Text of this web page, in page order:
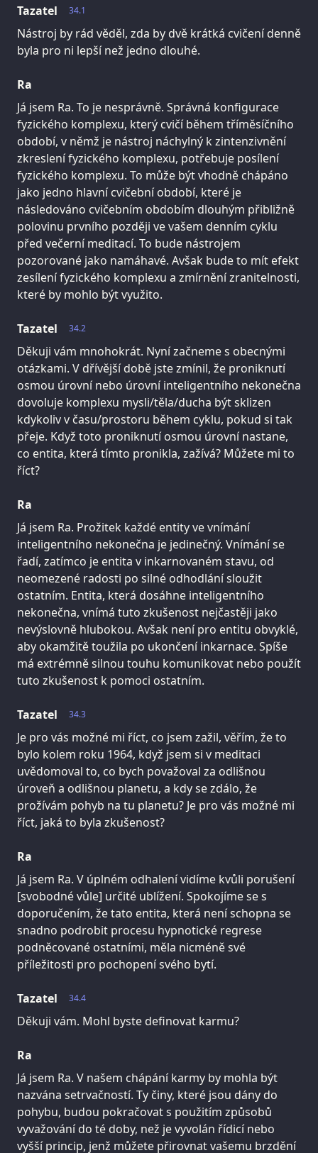
34.1
Tazatel
Nástroj by rád věděl, zda by dvě krátká cvičení denně
byla pro ni lepší než jedno dlouhé.
Ra
Já jsem Ra. To je nesprávně. Správná konfigurace
fyzického komplexu, který cvičí během tříměsíčního
období, v němž je nástroj náchylný k zintenzivnění
zkreslení fyzického komplexu, potřebuje posílení
fyzického komplexu. To může být vhodně chápáno
jako jedno hlavní cvičební období, které je
následováno cvičebním obdobím dlouhým přibližně
polovinu prvního později ve vašem denním cyklu
před večerní meditací. To bude nástrojem
pozorované jako namáhavé. Avšak bude to mít efekt
zesílení fyzického komplexu a zmírnění zranitelnosti,
které by mohlo být využito.
34.2
Tazatel
Děkuji vám mnohokrát. Nyní začneme s obecnými
otázkami. V dřívější době jste zmínil, že proniknutí
osmou úrovní nebo úrovní inteligentního nekonečna
dovoluje komplexu mysli/těla/ducha být sklizen
kdykoliv v času/prostoru během cyklu, pokud si tak
přeje. Když toto proniknutí osmou úrovní nastane,
co entita, která tímto pronikla, zažívá? Můžete mi to
říct?
Ra
Já jsem Ra. Prožitek každé entity ve vnímání
inteligentního nekonečna je jedinečný. Vnímání se
řadí, zatímco je entita v inkarnovaném stavu, od
neomezené radosti po silné odhodlání sloužit
ostatním. Entita, která dosáhne inteligentního
nekonečna, vnímá tuto zkušenost nejčastěji jako
nevýslovně hlubokou. Avšak není pro entitu obvyklé,
aby okamžitě toužila po ukončení inkarnace. Spíše
má extrémně silnou touhu komunikovat nebo použít
tuto zkušenost k pomoci ostatním.
34.3
Tazatel
Je pro vás možné mi říct, co jsem zažil, věřím, že to
bylo kolem roku 1964, když jsem si v meditaci
uvědomoval to, co bych považoval za odlišnou
úroveň a odlišnou planetu, a kdy se zdálo, že
prožívám pohyb na tu planetu? Je pro vás možné mi
říct, jaká to byla zkušenost?
Ra
Já jsem Ra. V úplném odhalení vidíme kvůli porušení
[svobodné vůle] určité ublížení. Spokojíme se s
doporučením, že tato entita, která není schopna se
snadno podrobit procesu hypnotické regrese
podněcované ostatními, měla nicméně své
příležitosti pro pochopení svého bytí.
34.4
Tazatel
Děkuji vám. Mohl byste definovat karmu?
Ra
Já jsem Ra. V našem chápání karmy by mohla být
nazvána setrvačností. Ty činy, které jsou dány do
pohybu, budou pokračovat s použitím způsobů
vyvažování do té doby, než je vyvolán řídicí nebo
vyšší princip, jenž můžete přirovnat vašemu brzdění